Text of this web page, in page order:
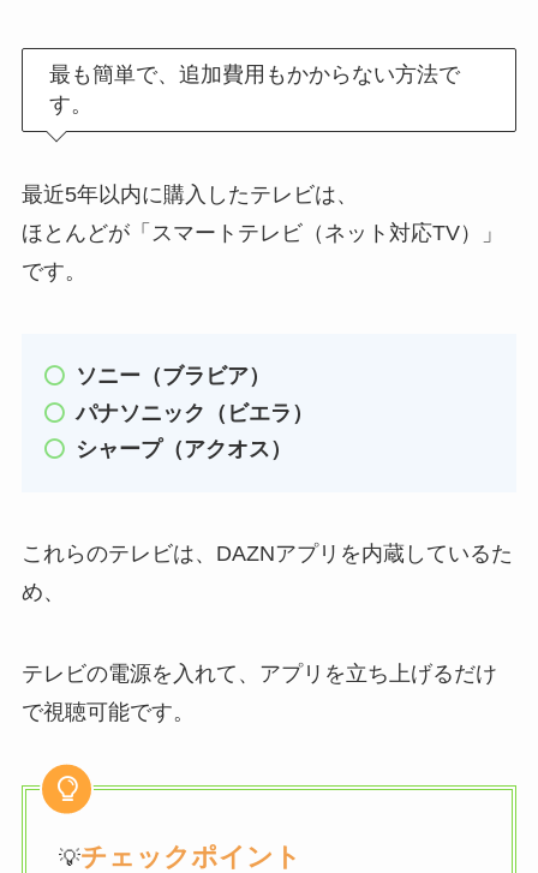
最も簡単で、追加費用もかからない方法で
す。
最近5年以内に購入したテレビは、
ほとんどが「スマートテレビ（ネット対応TV）」
です。
ソニー（ブラビア）
パナソニック（ビエラ）
シャープ（アクオス）
これらのテレビは、DAZNアプリを内蔵しているた
め、
テレビの電源を入れて、アプリを立ち上げるだけ
で視聴可能です。
💡チェックポイント